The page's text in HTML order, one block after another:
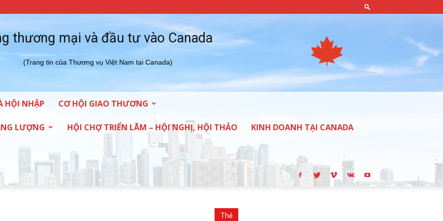
thương mại và đầu tư vào Canada
(Trang tin của Thương vụ Việt Nam tại Canada)
HỘI NHẬP CƠ HỘI GIAO THƯƠNG
LƯỢNG HỘI CHỢ TRIỂN LÃM – HỘI NGHỊ, HỘI THẢO KINH DOANH TẠI CANADA
Thẻ